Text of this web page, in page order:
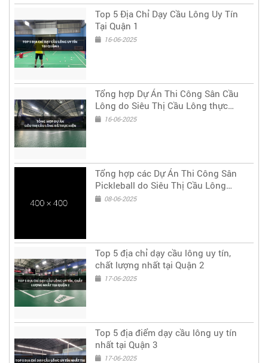
Top 5 Địa Chỉ Dạy Cầu Lông Uy Tín
Tại Quận 1
16-06-2025
Tổng hợp Dự Án Thi Công Sân Cầu
Lông do Siêu Thị Cầu Lông thực
hiện16-06-2025
Tổng hợp các Dự Án Thi Công Sân
Pickleball do Siêu Thị Cầu Lông
thực hiện
08-06-2025
Top 5 địa chỉ dạy cầu lông uy tín,
chất lượng nhất tại Quận 2
17-06-2025
Top 5 địa điểm dạy cầu lông uy tín
nhất tại Quận 3
17-06-2025